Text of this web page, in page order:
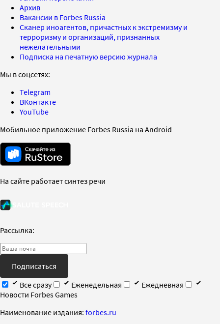
Архив
Вакансии в Forbes Russia
Сканер иноагентов, причастных к экстремизму и
терроризму и организаций, признанных
нежелательными
Подписка на печатную версию журнала
Мы в соцсетях:
Telegram
ВКонтакте
YouTube
Мобильное приложение Forbes Russia на Android
На сайте работает синтез речи
Рассылка:
Подписаться
Все сразу
Еженедельная
Ежедневная
Новости Forbes Games
Наименование издания: forbes.ru